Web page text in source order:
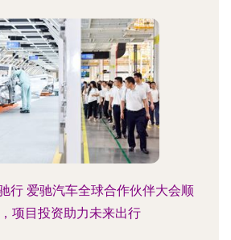
行 爱驰汽车全球合作伙伴大会顺
项目投资助力未来出行